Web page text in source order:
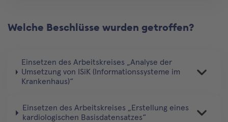
Welche Beschlüsse wurden getroffen?
Einsetzen des Arbeitskreises „Analyse der
Umsetzung von ISiK (Informationssysteme im
Krankenhaus)“
Einsetzen des Arbeitskreises „Erstellung eines
kardiologischen Basisdatensatzes“